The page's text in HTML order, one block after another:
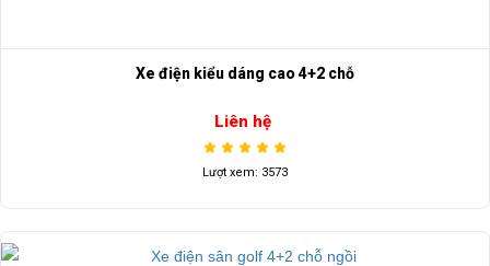
Xe điện kiểu dáng cao 4+2 chỗ
Liên hệ
Lượt xem: 3573